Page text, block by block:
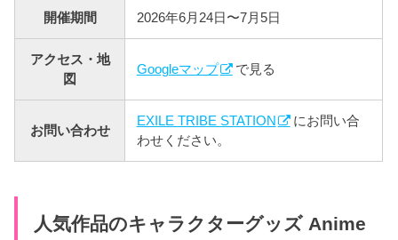
開催期間 2026年6月24日〜7月5日
アクセス・地
図
Googleマップ で見る
お問い合わせ
EXILE TRIBE STATION
にお問い合
わせください。
人気作品のキャラクターグッズ Anime